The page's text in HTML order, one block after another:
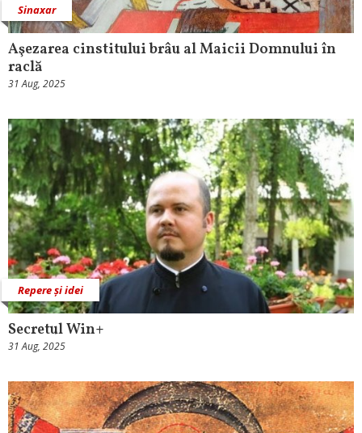
Sinaxar
Aşezarea cinstitului brâu al Maicii Domnului în
raclă
31 Aug, 2025
Repere și idei
Secretul Win+
31 Aug, 2025